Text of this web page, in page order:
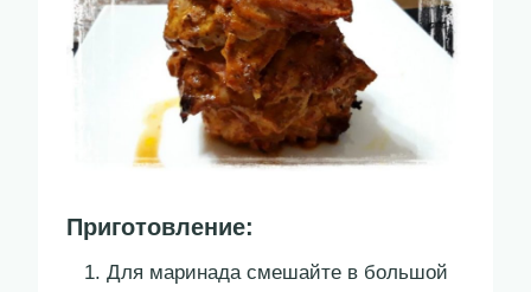
Приготовление:
Для маринада смешайте в большой